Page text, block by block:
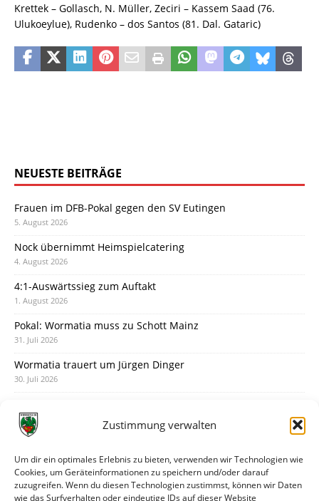
Zustimmung verwalten
Um dir ein optimales Erlebnis zu bieten, verwenden wir Technologien wie
Cookies, um Geräteinformationen zu speichern und/oder darauf
zuzugreifen. Wenn du diesen Technologien zustimmst, können wir Daten
wie das Surfverhalten oder eindeutige IDs auf dieser Website
Krettek – Gollasch, N. Müller, Zeciri – Kassem Saad (76.
Ulukoeylue), Rudenko – dos Santos (81. Dal. Gataric)
NEUESTE BEITRÄGE
Frauen im DFB-Pokal gegen den SV Eutingen
5. August 2026
Nock übernimmt Heimspielcatering
4. August 2026
4:1-Auswärtssieg zum Auftakt
1. August 2026
Pokal: Wormatia muss zu Schott Mainz
31. Juli 2026
Wormatia trauert um Jürgen Dinger
30. Juli 2026
28. Juli 2026
28. Juli 2026
Neue Podcast-Folge: So tickt Björn!
27. Juli 2026